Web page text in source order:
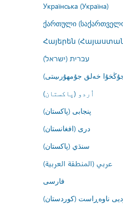
Українська (Україна)
ქართული
Հայերեն
עברית (ישראל)
خەلق جۇمھۇرىيىتى)
اُردو (پاکستان)
پنجابی (پاکستان)
درى (افغانستان)
سنڌي (پاکستان)
عربي (المنطقة العربية)
فارسى
ناوەڕاست (کوردستان)